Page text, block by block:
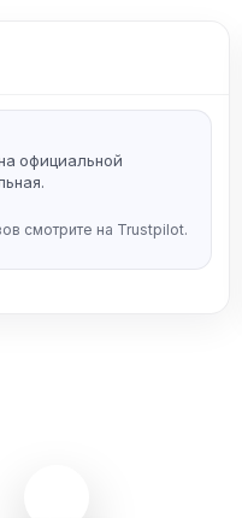
официальной
смотрите на Trustpilot.